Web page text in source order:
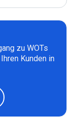
zu WOTs
Kunden in